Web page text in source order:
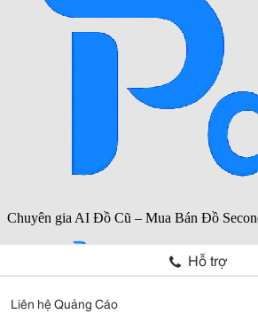
Hỗ trợ
Liên hệ Quảng Cáo